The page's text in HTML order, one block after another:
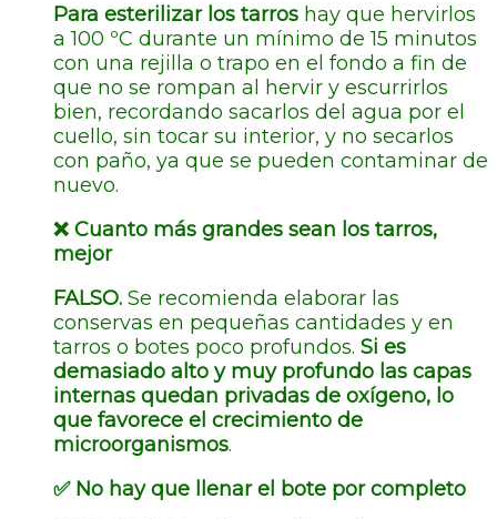
Para esterilizar los tarros hay que hervirlos
a 100 ºC durante un mínimo de 15 minutos
con una rejilla o trapo en el fondo a fin de
que no se rompan al hervir y escurrirlos
bien, recordando sacarlos del agua por el
cuello, sin tocar su interior, y no secarlos
con paño, ya que se pueden contaminar de
nuevo.
❌ Cuanto más grandes sean los tarros,
mejor
FALSO. Se recomienda elaborar las
conservas en pequeñas cantidades y en
tarros o botes poco profundos. Si es
demasiado alto y muy profundo las capas
internas quedan privadas de oxígeno, lo
que favorece el crecimiento de
microorganismos.
✅No hay que llenar el bote por completo